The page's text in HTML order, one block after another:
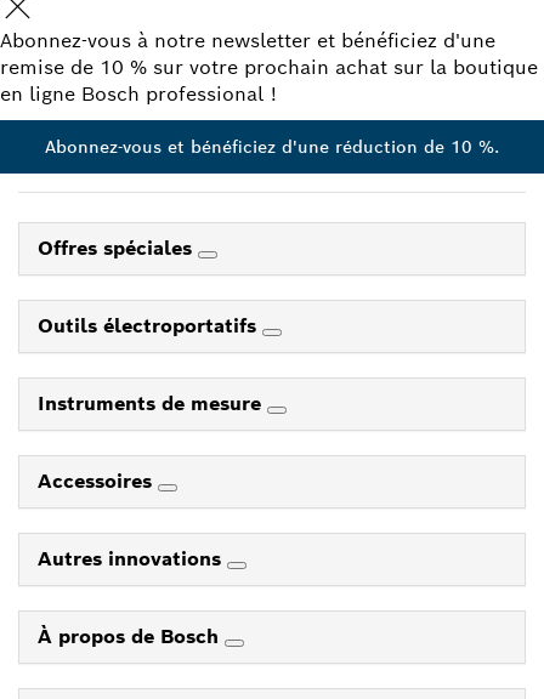
Abonnez-vous à notre newsletter et bénéficiez d'une
remise de 10 % sur votre prochain achat sur la boutique
en ligne Bosch professional !
Abonnez-vous et bénéficiez d'une réduction de 10 %.
Offres spéciales
Outils électroportatifs
Instruments de mesure
Accessoires
Autres innovations
À propos de Bosch